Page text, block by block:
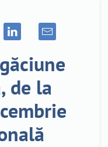
de la